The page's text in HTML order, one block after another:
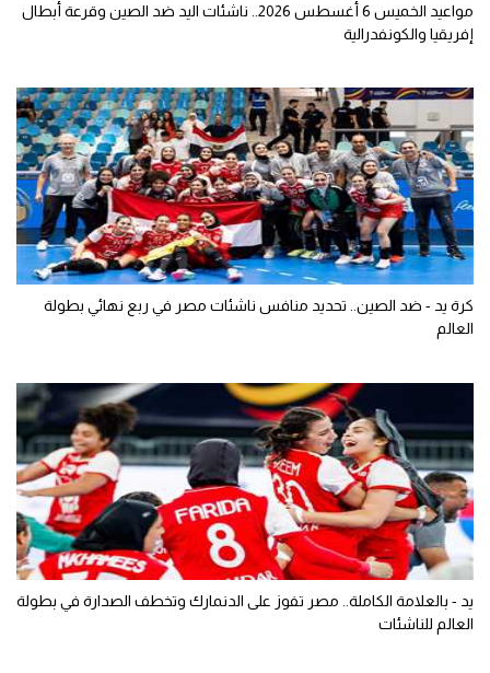
مواعيد الخميس 6 أغسطس 2026.. ناشئات اليد ضد الصين وقرعة أبطال
إفريقيا والكونفدرالية
كرة يد - ضد الصين.. تحديد منافس ناشئات مصر في ربع نهائي بطولة
العالم
يد - بالعلامة الكاملة.. مصر تفوز على الدنمارك وتخطف الصدارة في بطولة
العالم للناشئات